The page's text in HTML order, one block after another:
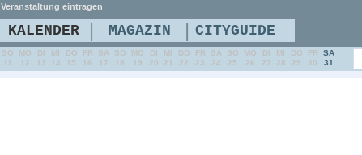
Veranstaltung eintragen
KALENDER | MAGAZIN | CITYGUIDE
SO
11
MO
12
DI
13
MI
14
DO
15
FR
16
SA
17
SO
18
MO
19
DI
20
MI
21
DO
22
FR
23
SA
24
SO
25
MO
26
DI
27
MI
28
DO
29
FR
30
SA
31